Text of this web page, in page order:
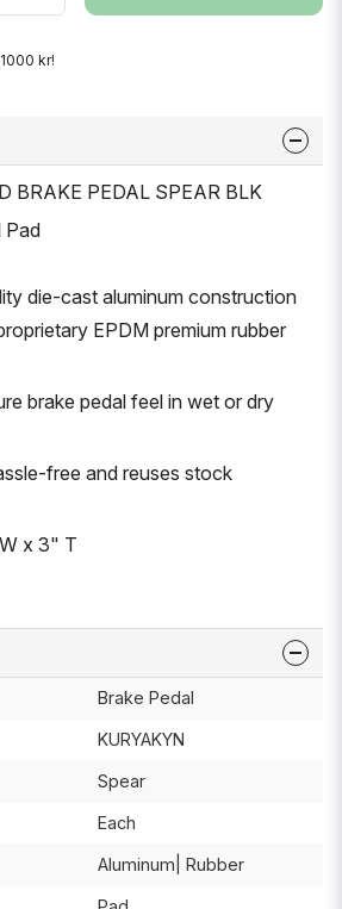
kr!
BRAKE PEDAL SPEAR BLK
Pad
die-cast aluminum construction
EPDM premium rubber
brake pedal feel in wet or dry
free and reuses stock
x 3" T
Brake Pedal
KURYAKYN
Spear
Each
Aluminum| Rubber